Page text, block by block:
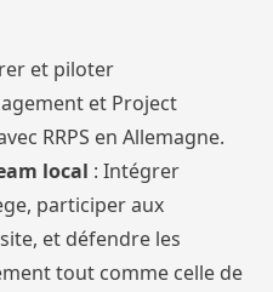
et piloter
et Project
RRPS en Allemagne.
local : Intégrer
participer aux
et défendre les
tout comme celle de